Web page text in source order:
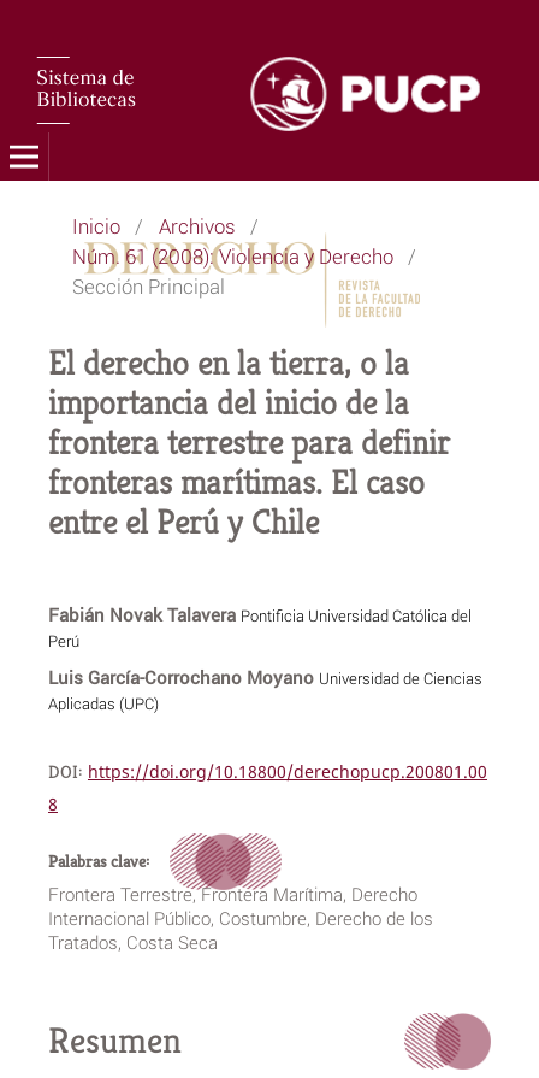
Inicio / Archivos /
Núm. 61 (2008): Violencia y Derecho /
Sección Principal
El derecho en la tierra, o la
importancia del inicio de la
frontera terrestre para definir
fronteras marítimas. El caso
entre el Perú y Chile
Fabián Novak Talavera Pontificia Universidad Católica del
Perú
Luis García-Corrochano Moyano Universidad de Ciencias
Aplicadas (UPC)
DOI: https://doi.org/10.18800/derechopucp.200801.00
8
Palabras clave:
Frontera Terrestre, Frontera Marítima, Derecho
Internacional Público, Costumbre, Derecho de los
Tratados, Costa Seca
Resumen